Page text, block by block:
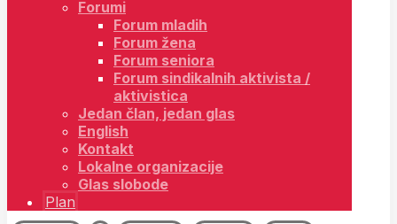
Forumi
Forum mladih
Forum žena
Forum seniora
Forum sindikalnih aktivista /
aktivistica
Jedan član, jedan glas
English
Kontakt
Lokalne organizacije
Glas slobode
Plan